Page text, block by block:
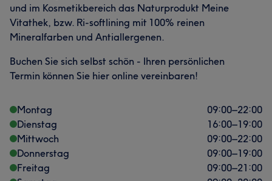
und im Kosmetikbereich das Naturprodukt Meine
Vitathek, bzw. Ri-softlining mit 100% reinen
Mineralfarben und Antiallergenen.
Buchen Sie sich selbst schön - Ihren persönlichen
Termin können Sie hier online vereinbaren!
Montag 09:00–22:00
Dienstag
16:00–19:00
Mittwoch
09:00–22:00
Donnerstag
09:00–19:00
Freitag
09:00–21:00